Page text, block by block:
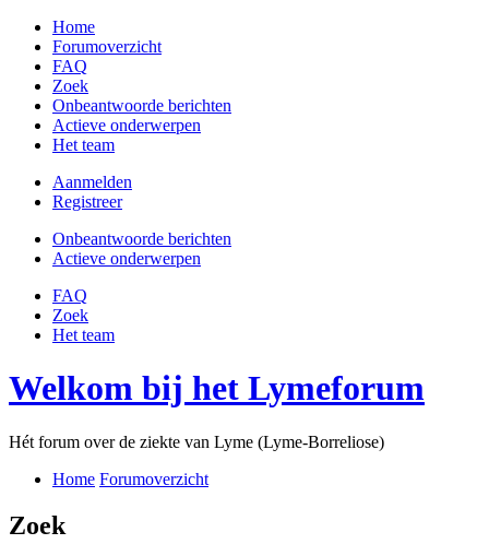
Home
Forumoverzicht
FAQ
Zoek
Onbeantwoorde berichten
Actieve onderwerpen
Het team
Aanmelden
Registreer
Onbeantwoorde berichten
Actieve onderwerpen
FAQ
Zoek
Het team
Welkom bij het Lymeforum
Hét forum over de ziekte van Lyme (Lyme-Borreliose)
Home Forumoverzicht
Zoek